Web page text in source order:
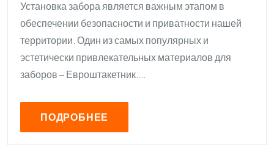
Установка забора является важным этапом в
обеспечении безопасности и приватности нашей
территории. Один из самых популярных и
эстетически привлекательных материалов для
заборов – Евроштакетник....
ПОДРОБНЕЕ